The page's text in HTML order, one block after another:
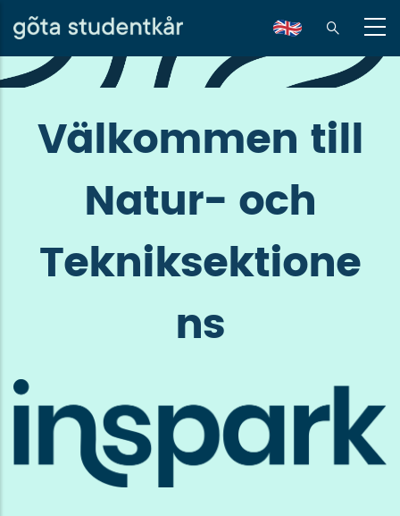
Hoppa
till
huvudinnehåll
en
Välkommen till
Natur- och
Tekniksektione
ns